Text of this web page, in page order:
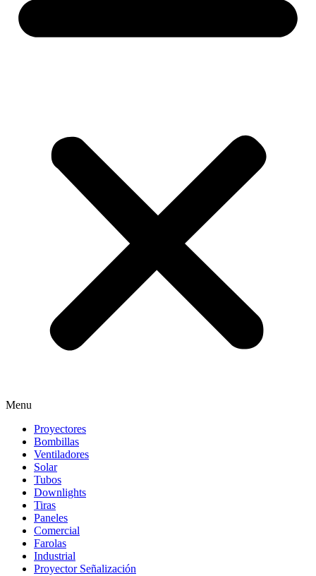
Menu
Proyectores
Bombillas
Ventiladores
Solar
Tubos
Downlights
Tiras
Paneles
Comercial
Farolas
Industrial
Proyector Señalización